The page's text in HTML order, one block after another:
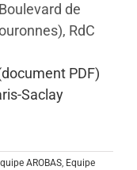
de
RdC
PDF)
Saclay
AROBAS, Equipe